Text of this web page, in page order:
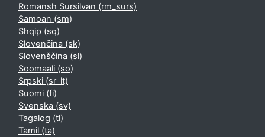
Romansh Sursilvan ‎(rm_surs)‎
Samoan ‎(sm)‎
Shqip ‎(sq)‎
Slovenčina ‎(sk)‎
Slovenščina ‎(sl)‎
Soomaali ‎(so)‎
Srpski ‎(sr_lt)‎
Suomi ‎(fi)‎
Svenska ‎(sv)‎
Tagalog ‎(tl)‎
Tamil ‎(ta)‎